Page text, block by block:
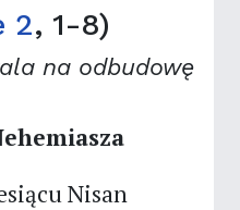
2, 1-8)
na odbudowę
Nisan